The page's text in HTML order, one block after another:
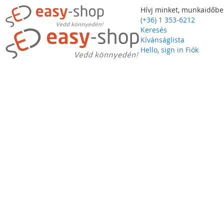
Hívj minket,
(+36) 1 353-6212
Keresés
Kívánságlista
Hello, sign in Fiók